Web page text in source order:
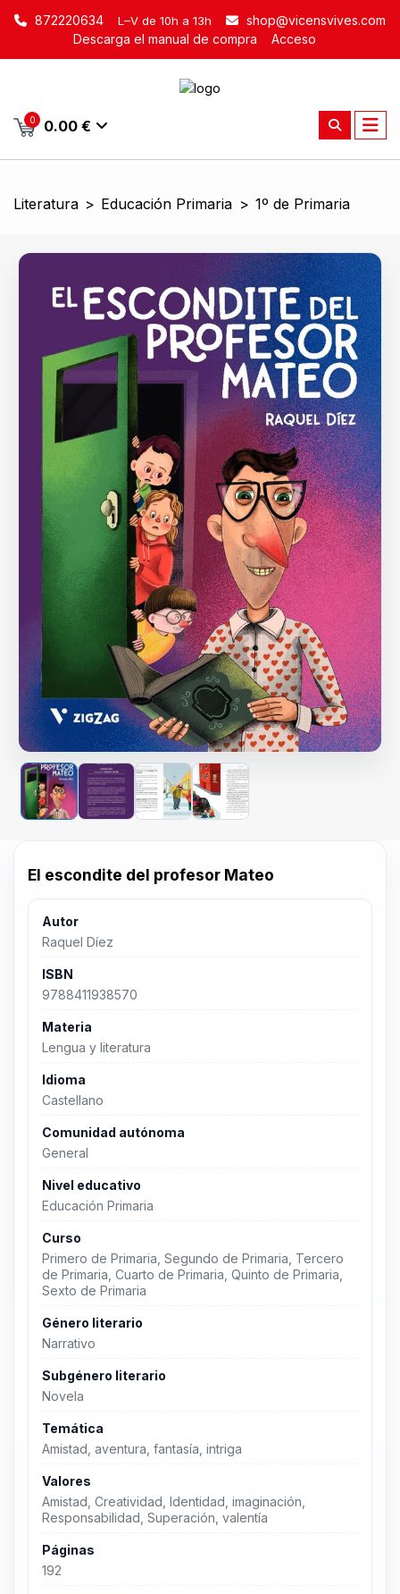
872220634 L–V de 10h a 13h
shop@vicensvives.com
Descarga el manual de compra
Acceso
0 0.00 €
Literatura > Educación Primaria > 1º de Primaria
El escondite del profesor Mateo
Autor
Raquel Díez
ISBN
9788411938570
Materia
Lengua y literatura
Idioma
Castellano
Comunidad autónoma
General
Nivel educativo
Educación Primaria
Curso
Primero de Primaria, Segundo de Primaria, Tercero
de Primaria, Cuarto de Primaria, Quinto de Primaria,
Sexto de Primaria
Género literario
Narrativo
Subgénero literario
Novela
Temática
Amistad, aventura, fantasía, intriga
Valores
Amistad, Creatividad, Identidad, imaginación,
Responsabilidad, Superación, valentía
Páginas
192